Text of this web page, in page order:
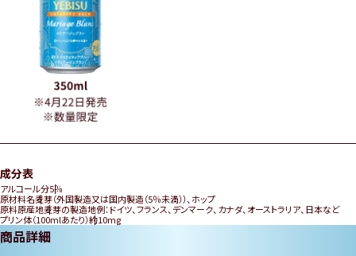
成分表
アルコール分5％
原材料名麦芽（外国製造又は国内製造（5％未満））、ホップ
原料原産地麦芽の製造地例：ドイツ、フランス、デンマーク、カナダ、オーストラリア、日本など
プリン体（100mlあたり）約10mg
商品詳細